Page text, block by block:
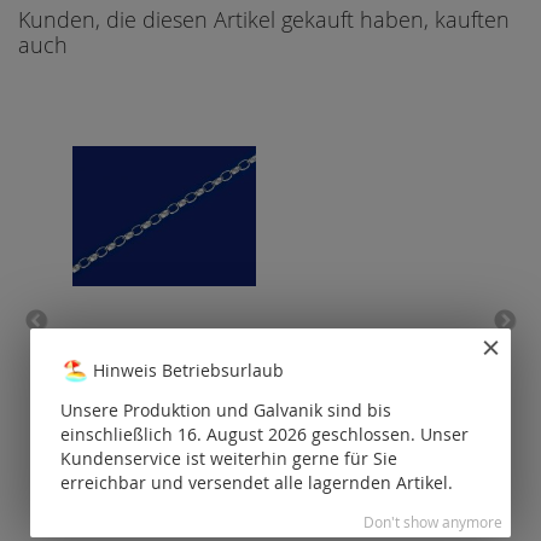
Kunden, die diesen Artikel gekauft haben, kauften
auch
Karabiner (Ø1.9x2.6mm) /
Preise nur für
registrierte
Kunden
sichtbar.
Hinweis Betriebsurlaub
Unsere Produktion und Galvanik sind bis
einschließlich 16. August 2026 geschlossen. Unser
Kundenservice ist weiterhin gerne für Sie
erreichbar und versendet alle lagernden Artikel.
Don't show anymore